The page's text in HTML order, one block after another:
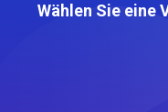
Wählen Sie eine